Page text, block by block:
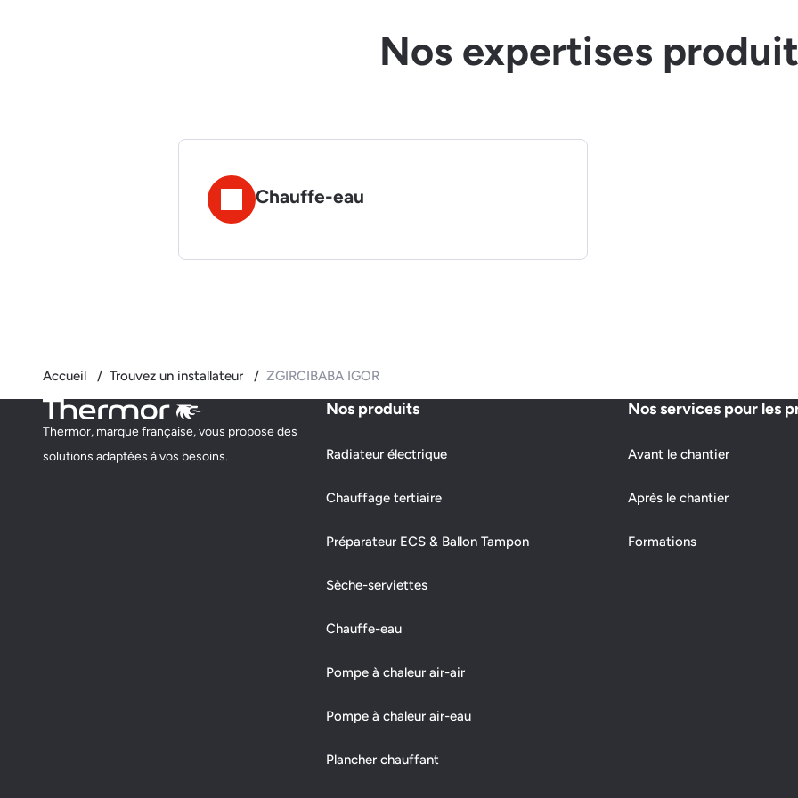
Nos expertises
Chauffe-eau
Accueil Trouvez un installateur ZGIRCIBABA IGOR
Thermor, marque française, vous propose des
solutions adaptées à vos besoins.
Nos produits
Radiateur électrique
Chauffage tertiaire
Préparateur ECS & Ballon Tampon
Sèche-serviettes
Chauffe-eau
Pompe à chaleur air-air
Pompe à chaleur air-eau
Plancher chauffant
Nos services pour les
Avant le chantier
Après le chantier
Formations